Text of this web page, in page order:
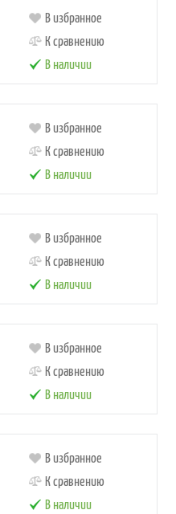
В избранное
К сравнению
В наличии
В избранное
К сравнению
В наличии
В избранное
К сравнению
В наличии
В избранное
К сравнению
В наличии
В избранное
К сравнению
В наличии